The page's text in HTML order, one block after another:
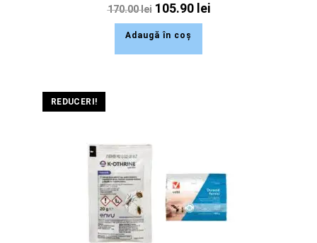
170.00lei 105.90 lei
Adaugă în coș
REDUCERI!